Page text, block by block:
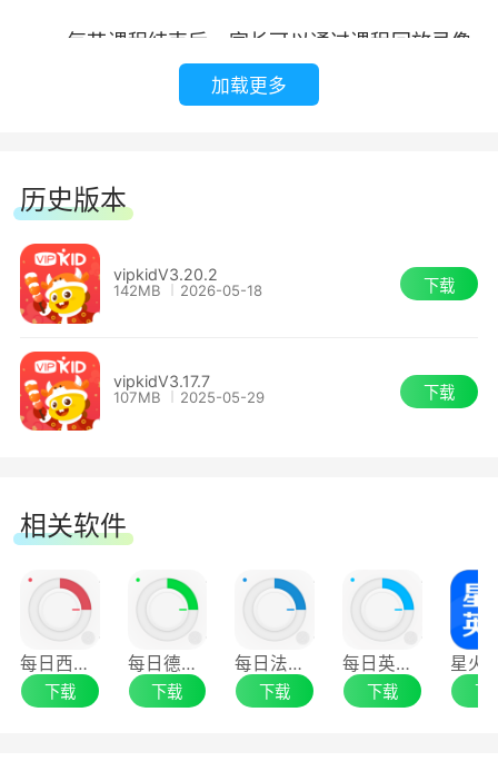
每节课程结束后，家长可以通过课程回放录像
查看孩子上课情况，外教老师的反馈和学习报告在
手机上就可以查阅，即使孩子不在身边，家长也可
3.对标美国共同核心州立课程标准(CCSS)
教材根据CCSS课程标准编制，结合中国学生
的特点进行优化，不仅注重孩子语言能力的培养，
4.沉浸式的学习体验
成所学内容的消化吸收。
5.北美优质师资，教学品质保障
100%北美优质师资，大部分有美国优质高等
教育背景，经过VIPKID严格的师资甄选，培训、考
加载更多
历史版本
vipkidV3.20.2
142MB 2026-05-18 下载
vipkidV3.17.7
107MB 2025-05-29 下载
相关软件
每日西语听力
下载
每日德语听力
下载
每日法语听力
下载
每日英语听力
下载 下